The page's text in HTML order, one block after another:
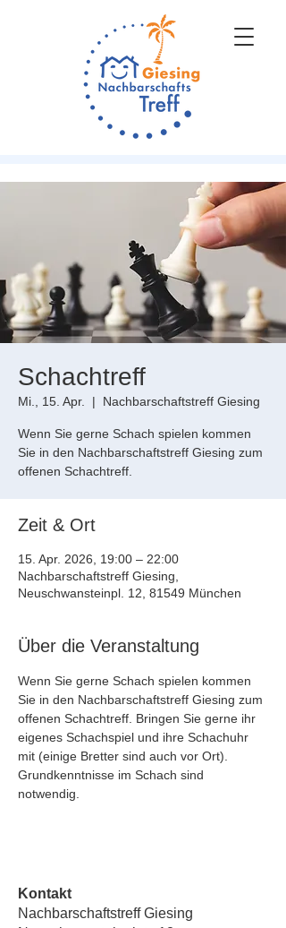
Schachtreff
Mi., 15. Apr.
  |
Nachbarschaftstreff Giesing
Wenn Sie gerne Schach spielen kommen
Sie in den Nachbarschaftstreff Giesing zum
offenen Schachtreff.
Zeit & Ort
15. Apr. 2026, 19:00 – 22:00
Nachbarschaftstreff Giesing,
Neuschwansteinpl. 12, 81549 München
Über die Veranstaltung
Wenn Sie gerne Schach spielen kommen
Sie in den Nachbarschaftstreff Giesing zum
offenen Schachtreff. Bringen Sie gerne ihr
eigenes Schachspiel und ihre Schachuhr
mit (einige Bretter sind auch vor Ort).
Grundkenntnisse im Schach sind
notwendig.
Kontakt
Nachbarschaftstreff Giesing